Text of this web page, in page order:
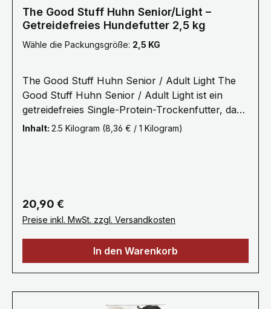
The Good Stuff Huhn Senior/Light –
Getreidefreies Hundefutter 2,5 kg
Wähle die Packungsgröße: 2,5 KG
The Good Stuff Huhn Senior / Adult Light The
Good Stuff Huhn Senior / Adult Light ist ein
getreidefreies Single-Protein-Trockenfutter, das
speziell an die Bedürfnisse älterer Hunde sowie
Amaranth, regional verfügbares Obst und
Gemüse sowie ausgewählte Kräuter. Senior /
Adult Light Für ältere Hunde und erwachsene
Hunde mit geringer Aktivität entwickelt. Single
hergestellt ohne Getreide. Frische Rohstoffe Mit
Inhalt: 2.5 Kilogram (8,36 € / 1 Kilogram)
Regulärer Preis:
20,90 €
Preise inkl. MwSt. zzgl. Versandkosten
In den Warenkorb